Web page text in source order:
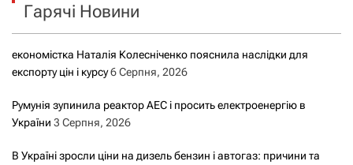
Гарячі Новини
економістка Наталія Колесніченко пояснила наслідки для
експорту цін і курсу6 Серпня, 2026
Румунія зупинила реактор АЕС і просить електроенергію в
України 3 Серпня, 2026
В Україні зросли ціни на дизель бензин і автогаз: причини та